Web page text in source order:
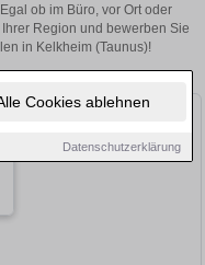
Cookies ablehnen
Datenschutzerklärung
ob im Büro, vor Ort oder
Region und bewerben Sie
in Kelkheim (Taunus)!